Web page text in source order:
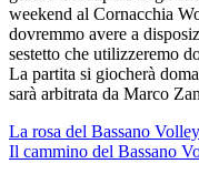
weekend al Cornacchia
dovremmo avere a
sestetto che utilizzeremo
La partita si giocherà
sarà arbitrata da Marco
La rosa del Bassano Volley
Il cammino del Bassano